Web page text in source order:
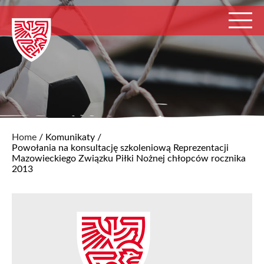
Home / Komunikaty /
Powołania na konsultację szkoleniową Reprezentacji
Mazowieckiego Związku Piłki Nożnej chłopców rocznika
2013